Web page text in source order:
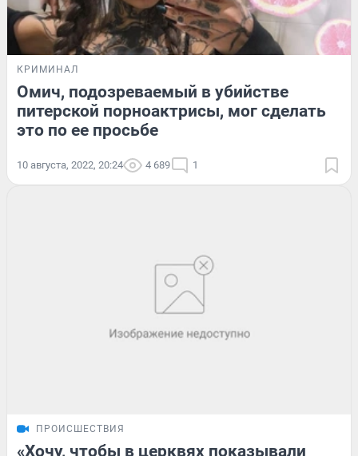
КРИМИНАЛ
Омич, подозреваемый в убийстве
питерской порноактрисы, мог сделать
это по ее просьбе
10 августа, 2022, 20:24 4 689 1
ПРОИСШЕСТВИЯ
«Хочу, чтобы в церквях показывали